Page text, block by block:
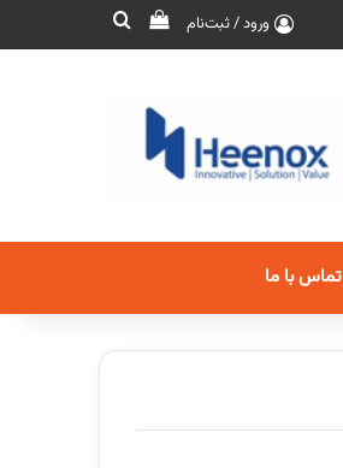
ورود / ثبت‌نام
تماس با ما